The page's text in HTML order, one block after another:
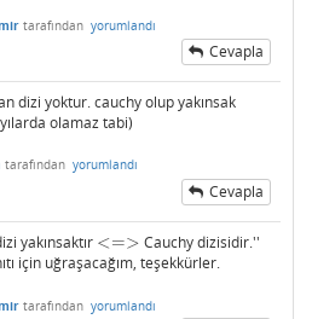
tarafından yorumlandı
Cevapla
dizi yoktur. cauchy olup yakınsak
olamaz tabi)
tarafından yorumlandı
Cevapla
yakınsaktır <=>
<=>
Cauchy dizisidir.''
için uğraşacağım, teşekkürler.
tarafından yorumlandı